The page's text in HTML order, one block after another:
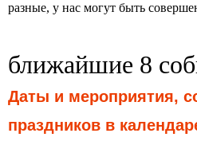
разные, у нас могут быть
ближайшие 8
Даты и мероприятия,
праздников в